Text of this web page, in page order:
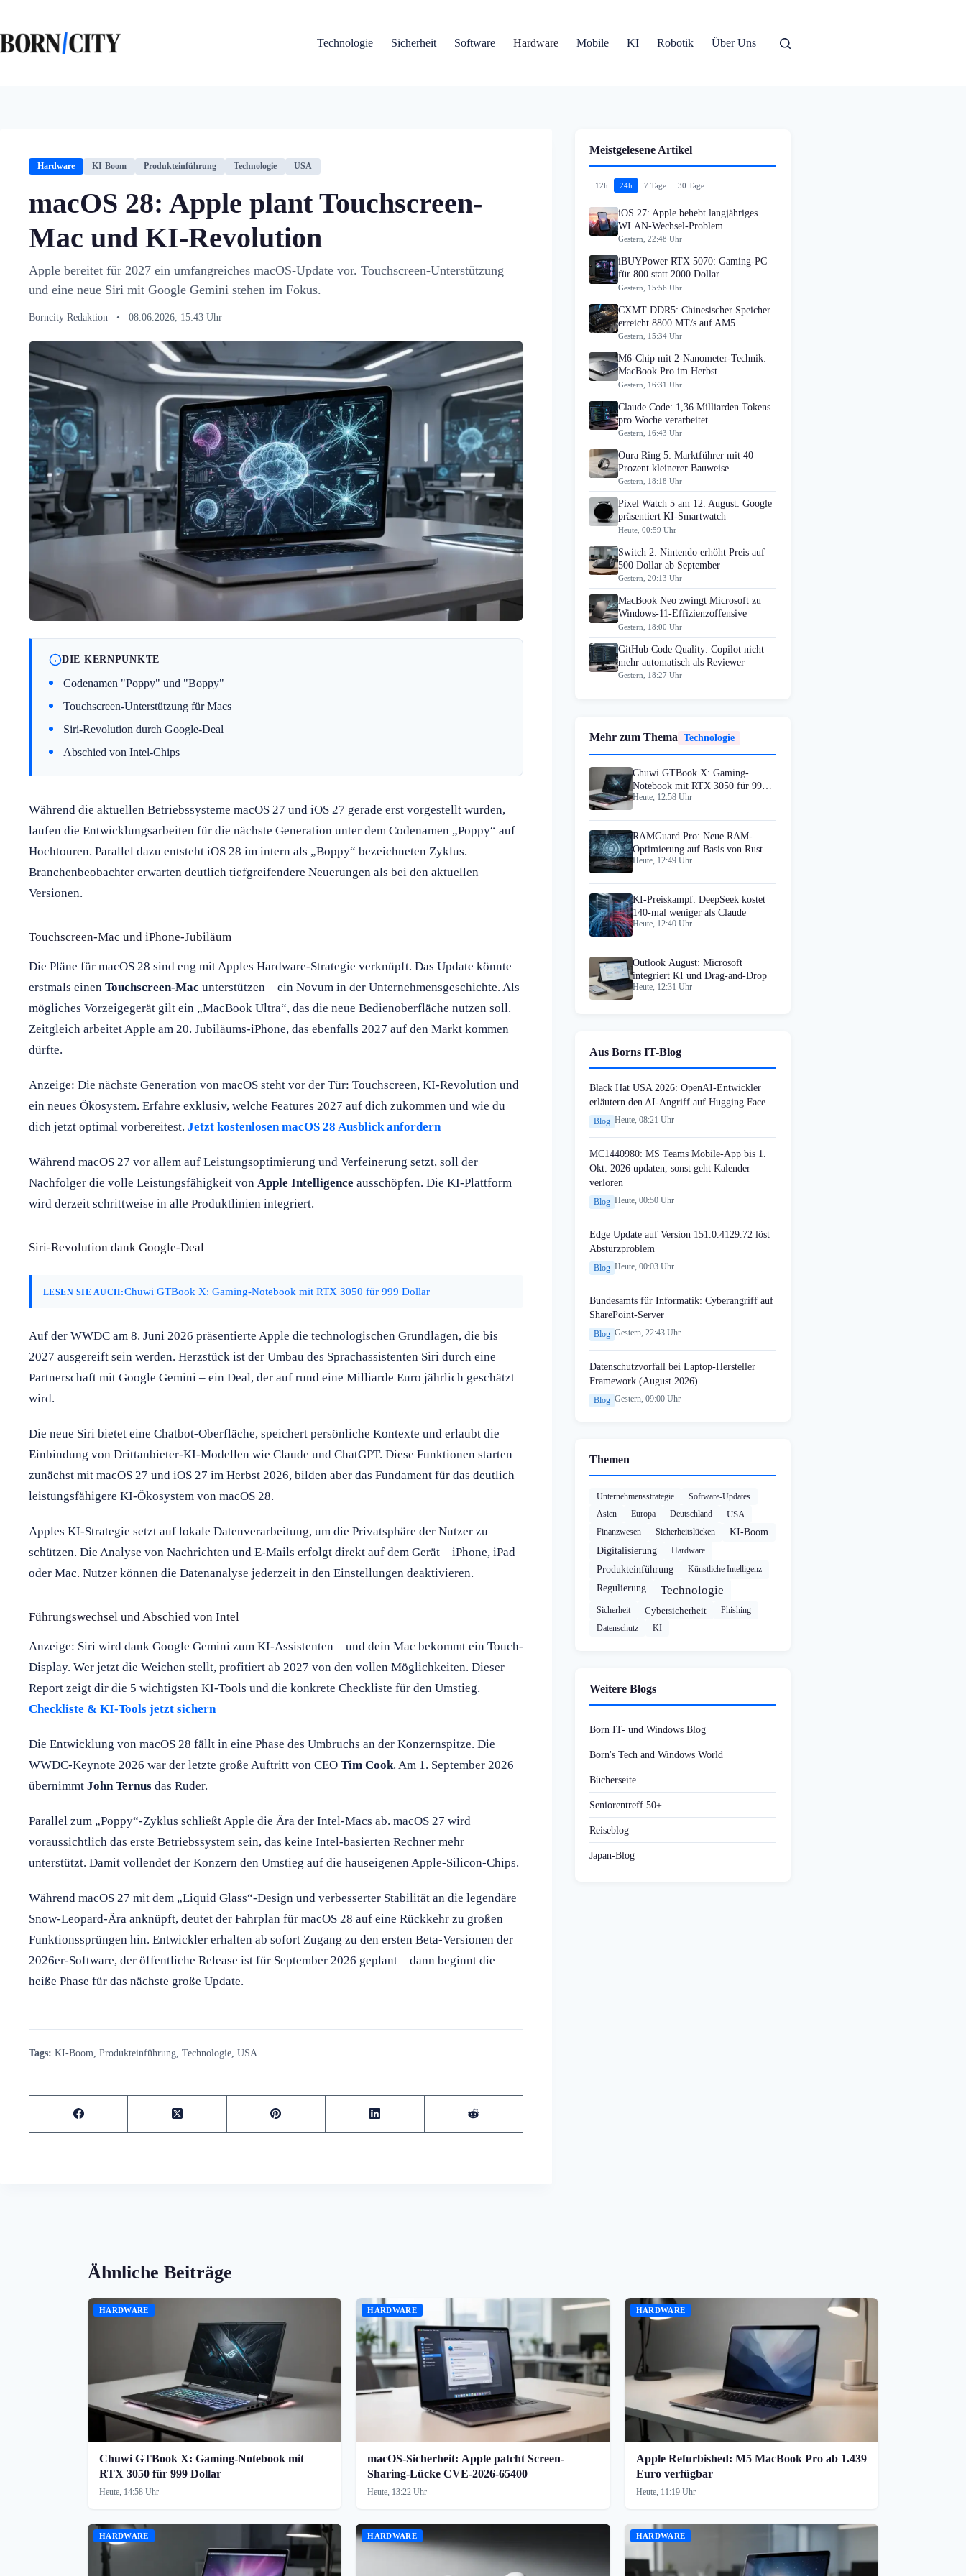
springen
Technologie
Sicherheit Software Hardware Mobile KI Robotik Über Uns
Hardware KI-Boom Produkteinführung Technologie USA
macOS 28: Apple plant Touchscreen-
Mac und KI-Revolution
Apple bereitet für 2027 ein umfangreiches macOS-Update vor. Touchscreen-Unterstützung
und eine neue Siri mit Google Gemini stehen im Fokus.
Borncity Redaktion • 08.06.2026, 15:43 Uhr
DIE KERNPUNKTE
Codenamen "Poppy" und "Boppy"
Touchscreen-Unterstützung für Macs
Siri-Revolution durch Google-Deal
Abschied von Intel-Chips
Während die aktuellen Betriebssysteme macOS 27 und iOS 27 gerade erst vorgestellt wurden,
laufen die Entwicklungsarbeiten für die nächste Generation unter dem Codenamen „Poppy“ auf
Hochtouren. Parallel dazu entsteht iOS 28 im intern als „Boppy“ bezeichneten Zyklus.
Branchenbeobachter erwarten deutlich tiefgreifendere Neuerungen als bei den aktuellen
Versionen.
Touchscreen-Mac und iPhone-Jubiläum
Die Pläne für macOS 28 sind eng mit Apples Hardware-Strategie verknüpft. Das Update könnte
erstmals einen Touchscreen-Mac unterstützen – ein Novum in der Unternehmensgeschichte. Als
mögliches Vorzeigegerät gilt ein „MacBook Ultra“, das die neue Bedienoberfläche nutzen soll.
Zeitgleich arbeitet Apple am 20. Jubiläums-iPhone, das ebenfalls 2027 auf den Markt kommen
dürfte.
Anzeige: Die nächste Generation von macOS steht vor der Tür: Touchscreen, KI-Revolution und
ein neues Ökosystem. Erfahre exklusiv, welche Features 2027 auf dich zukommen und wie du
dich jetzt optimal vorbereitest. Jetzt kostenlosen macOS 28 Ausblick anfordern
Während macOS 27 vor allem auf Leistungsoptimierung und Verfeinerung setzt, soll der
Nachfolger die volle Leistungsfähigkeit von Apple Intelligence ausschöpfen. Die KI-Plattform
wird derzeit schrittweise in alle Produktlinien integriert.
Siri-Revolution dank Google-Deal
LESEN SIE AUCH:Chuwi GTBook X: Gaming-Notebook mit RTX 3050 für 999 Dollar
Auf der WWDC am 8. Juni 2026 präsentierte Apple die technologischen Grundlagen, die bis
2027 ausgereift sein werden. Herzstück ist der Umbau des Sprachassistenten Siri durch eine
Partnerschaft mit Google Gemini – ein Deal, der auf rund eine Milliarde Euro jährlich geschätzt
wird.
Die neue Siri bietet eine Chatbot-Oberfläche, speichert persönliche Kontexte und erlaubt die
Einbindung von Drittanbieter-KI-Modellen wie Claude und ChatGPT. Diese Funktionen starten
zunächst mit macOS 27 und iOS 27 im Herbst 2026, bilden aber das Fundament für das deutlich
leistungsfähigere KI-Ökosystem von macOS 28.
Apples KI-Strategie setzt auf lokale Datenverarbeitung, um die Privatsphäre der Nutzer zu
schützen. Die Analyse von Nachrichten und E-Mails erfolgt direkt auf dem Gerät – iPhone, iPad
oder Mac. Nutzer können die Datenanalyse jederzeit in den Einstellungen deaktivieren.
Führungswechsel und Abschied von Intel
Anzeige: Siri wird dank Google Gemini zum KI-Assistenten – und dein Mac bekommt ein Touch-
Display. Wer jetzt die Weichen stellt, profitiert ab 2027 von den vollen Möglichkeiten. Dieser
Report zeigt dir die 5 wichtigsten KI-Tools und die konkrete Checkliste für den Umstieg.
Checkliste & KI-Tools jetzt sichern
Die Entwicklung von macOS 28 fällt in eine Phase des Umbruchs an der Konzernspitze. Die
WWDC-Keynote 2026 war der letzte große Auftritt von CEO Tim Cook. Am 1. September 2026
übernimmt John Ternus das Ruder.
Parallel zum „Poppy“-Zyklus schließt Apple die Ära der Intel-Macs ab. macOS 27 wird
voraussichtlich das erste Betriebssystem sein, das keine Intel-basierten Rechner mehr
unterstützt. Damit vollendet der Konzern den Umstieg auf die hauseigenen Apple-Silicon-Chips.
Während macOS 27 mit dem „Liquid Glass“-Design und verbesserter Stabilität an die legendäre
Snow-Leopard-Ära anknüpft, deutet der Fahrplan für macOS 28 auf eine Rückkehr zu großen
Funktionssprüngen hin. Entwickler erhalten ab sofort Zugang zu den ersten Beta-Versionen der
2026er-Software, der öffentliche Release ist für September 2026 geplant – dann beginnt die
heiße Phase für das nächste große Update.
Tags: KI-Boom Produkteinführung Technologie USA
Meistgelesene Artikel
12h 24h 7 Tage 30 Tage
iOS 27: Apple behebt langjähriges
WLAN-Wechsel-Problem
Gestern, 22:48 Uhr
iBUYPower RTX 5070: Gaming-PC
für 800 statt 2000 Dollar
Gestern, 15:56 Uhr
CXMT DDR5: Chinesischer Speicher
erreicht 8800 MT/s auf AM5
Gestern, 15:34 Uhr
M6-Chip mit 2-Nanometer-Technik:
MacBook Pro im Herbst
Gestern, 16:31 Uhr
Claude Code: 1,36 Milliarden Tokens
pro Woche verarbeitet
Gestern, 16:43 Uhr
Oura Ring 5: Marktführer mit 40
Prozent kleinerer Bauweise
Gestern, 18:18 Uhr
Pixel Watch 5 am 12. August: Google
präsentiert KI-Smartwatch
Heute, 00:59 Uhr
Switch 2: Nintendo erhöht Preis auf
500 Dollar ab September
Gestern, 20:13 Uhr
MacBook Neo zwingt Microsoft zu
Windows-11-Effizienzoffensive
Gestern, 18:00 Uhr
GitHub Code Quality: Copilot nicht
mehr automatisch als Reviewer
Gestern, 18:27 Uhr
Mehr zum Thema Technologie
Chuwi GTBook X: Gaming-
Notebook mit RTX 3050 für 999
Dollar
Heute, 12:58 Uhr
RAMGuard Pro: Neue RAM-
Optimierung auf Basis von Rust
und Tauri v2
Heute, 12:49 Uhr
KI-Preiskampf: DeepSeek kostet
140-mal weniger als Claude
Heute, 12:40 Uhr
Outlook August: Microsoft
integriert KI und Drag-and-Drop
Heute, 12:31 Uhr
Aus Borns IT-Blog
Black Hat USA 2026: OpenAI-Entwickler
erläutern den AI-Angriff auf Hugging Face
Blog Heute, 08:21 Uhr
MC1440980: MS Teams Mobile-App bis 1.
Okt. 2026 updaten, sonst geht Kalender
verloren
Blog Heute, 00:50 Uhr
Edge Update auf Version 151.0.4129.72 löst
Absturzproblem
Blog Heute, 00:03 Uhr
Bundesamts für Informatik: Cyberangriff auf
SharePoint-Server
Blog Gestern, 22:43 Uhr
Datenschutzvorfall bei Laptop-Hersteller
Framework (August 2026)
Blog Gestern, 09:00 Uhr
Themen
Unternehmensstrategie
Software-Updates
Asien
Europa Deutschland USA
Finanzwesen Sicherheitslücken
KI-Boom
Digitalisierung
Hardware
Produkteinführung Künstliche Intelligenz
Regulierung Technologie
Sicherheit Cybersicherheit
Phishing
Datenschutz
KI
Weitere Blogs
Born IT- und Windows Blog
Born's Tech and Windows World
Bücherseite
Seniorentreff 50+
Reiseblog
Japan-Blog
Ähnliche Beiträge
HARDWARE
Chuwi GTBook X: Gaming-Notebook mit
RTX 3050 für 999 Dollar
Heute, 14:58 Uhr
HARDWARE
macOS-Sicherheit: Apple patcht Screen-
Sharing-Lücke CVE-2026-65400
Heute, 13:22 Uhr
HARDWARE
Apple Refurbished: M5 MacBook Pro ab 1.439
Euro verfügbar
Heute, 11:19 Uhr
HARDWARE HARDWARE HARDWARE